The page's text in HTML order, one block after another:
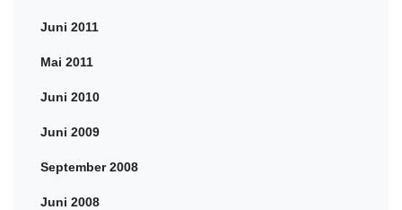
Juni 2011
Mai 2011
Juni 2010
Juni 2009
September 2008
Juni 2008